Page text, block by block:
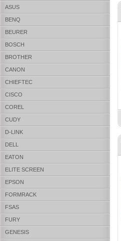
ASUS
BENQ
BEURER
BOSCH
BROTHER
CANON
CHIEFTEC
CISCO
COREL
CUDY
D-LINK
DELL
EATON
ELITE SCREEN
EPSON
FORMRACK
FSAS
FURY
GENESIS